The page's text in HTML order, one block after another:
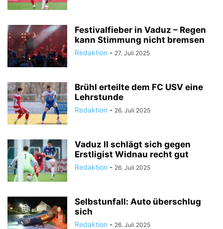
Festivalfieber in Vaduz – Regen
kann Stimmung nicht bremsen
Redaktion - 27. Juli 2025
Brühl erteilte dem FC USV eine
Lehrstunde
Redaktion - 26. Juli 2025
Vaduz II schlägt sich gegen
Erstligist Widnau recht gut
Redaktion - 26. Juli 2025
Selbstunfall: Auto überschlug
sich
Redaktion - 26. Juli 2025